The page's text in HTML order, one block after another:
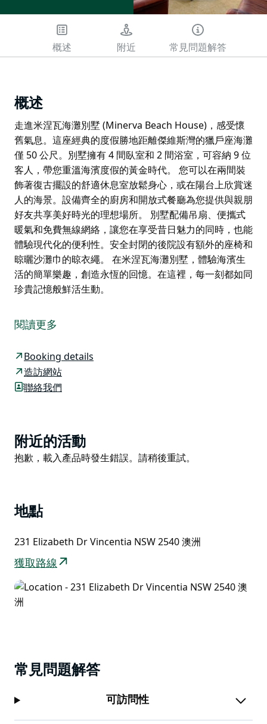
概述 附近 常見問題解答
概述
走進米涅瓦海灘別墅 (Minerva Beach House)，感受懷
舊氣息。這座經典的度假勝地距離傑維斯灣的獵戶座海灘
僅 50 公尺。別墅擁有 4 間臥室和 2 間浴室，可容納 9 位
客人，帶您重溫海濱度假的黃金時代。 您可以在兩間裝
飾著復古擺設的舒適休息室放鬆身心，或在陽台上欣賞迷
人的海景。設備齊全的廚房和開放式餐廳為您提供與親朋
好友共享美好時光的理想場所。 別墅配備吊扇、便攜式
暖氣和免費無線網絡，讓您在享受昔日魅力的同時，也能
體驗現代化的便利性。安全封閉的後院設有額外的座椅和
晾曬沙灘巾的晾衣繩。 在米涅瓦海灘別墅，體驗海濱生
活的簡單樂趣，創造永恆的回憶。在這裡，每一刻都如同
珍貴記憶般鮮活生動。
舊氣息。這座經典的度假勝地距離傑維斯灣的獵戶座海灘
僅 50 公尺。別墅擁有 4 間臥室和 2 間浴室，可容納 9 位
您可以在兩間裝飾著復古擺設的舒適休息室放鬆身心，或
在陽台上欣賞迷人的海景。設備齊全的廚房和開放式餐廳
昔日魅力的同時，也能體驗現代化的便利性。安全封閉的
後院設有額外的座椅和晾曬沙灘巾的晾衣繩。
閱讀更多
Booking details
造訪網站
聯絡我們
Product
List
附近的活動
Product
抱歉，載入產品時發生錯誤。請稍後重試。
地點
231 Elizabeth Dr Vincentia NSW 2540 澳洲
獲取路線
常見問題解答
可訪問性